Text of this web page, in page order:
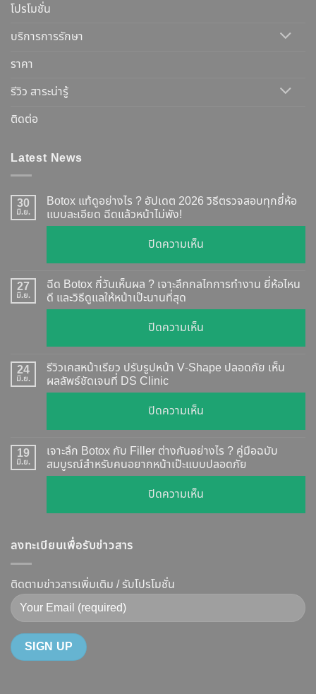
โปรโมชั่น
บริการการรักษา
ราคา
รีวิว สาระน่ารู้
ติดต่อ
Latest News
30
มิ.ย.
Botox แท้ดูอย่างไร ? อัปเดต 2026 วิธีตรวจสอบทุกยี่ห้อ
แบบละเอียด ฉีดแล้วหน้าไม่พัง!
ปิดความเห็น
Botox
แท้
อย่างไร
อัปเดต
2026
ยี่ห้อ
แบบ
27
มิ.ย.
ฉีด Botox กี่วันเห็นผล ? เจาะลึกกลไกการทำงาน ยี่ห้อไหน
ดี และวิธีดูแลให้หน้าเป๊ะนานที่สุด
ปิดความเห็น
ฉีด
Botox
วัน
ผล
?
เจาะ
ดี
วิธี
24
มิ.ย.
รีวิวเคสหน้าเรียว ปรับรูปหน้า V-Shape ปลอดภัย เห็น
ผลลัพธ์ชัดเจนที่ DS Clinic
ปิดความเห็น
รีวิว
เคส
หน้า
เรียว
รูป
ผลลัพธ์
19
มิ.ย.
เจาะลึก Botox กับ Filler ต่างกันอย่างไร ? คู่มือฉบับ
สมบูรณ์สำหรับคนอยากหน้าเป๊ะแบบปลอดภัย
ปิดความเห็น
เจาะ
ต่าง
ลงทะเบียนเพื่อรับข่าวสาร
ติดตามข่าวสารเพิ่มเติม / รับโปรโมชั่น